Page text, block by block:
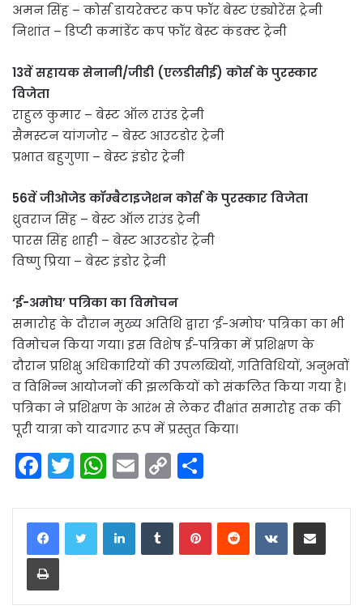
अमन सिंह – कोर्स डायरेक्टर कप फॉर बेस्ट एंड्योरेंस ट्रेनी
निशांत – डिप्टी कमांडेंट कप फॉर बेस्ट कंडक्ट ट्रेनी
13वें सहायक सेनानी/जीडी (एलडीसीई) कोर्स के पुरस्कार
विजेता
राहुल कुमार – बेस्ट ऑल राउंड ट्रेनी
सैमस्टन यांगजोर – बेस्ट आउटडोर ट्रेनी
प्रभात बहुगुणा – बेस्ट इंडोर ट्रेनी
56वें जीओजेड कॉम्बैटाइजेशन कोर्स के पुरस्कार विजेता
ध्रुवराज सिंह – बेस्ट ऑल राउंड ट्रेनी
पारस सिंह शाही – बेस्ट आउटडोर ट्रेनी
विष्णु प्रिया – बेस्ट इंडोर ट्रेनी
‘ई-अमोघ’ पत्रिका का विमोचन
समारोह के दौरान मुख्य अतिथि द्वारा ‘ई-अमोघ’ पत्रिका का भी
विमोचन किया गया। इस विशेष ई-पत्रिका में प्रशिक्षण के
दौरान प्रशिक्षु अधिकारियों की उपलब्धियों, गतिविधियों, अनुभवों
व विभिन्न आयोजनों की झलकियों को संकलित किया गया है।
पत्रिका ने प्रशिक्षण के आरंभ से लेकर दीक्षांत समारोह तक की
पूरी यात्रा को यादगार रूप में प्रस्तुत किया।
F
a
c
e
b
o
T
w
itt
er
W
h
a
ts
p
E
m
ai
C
o
p
n
ar
LinkedInTumblrPinterestReddit VKontakteShare via Email
Print